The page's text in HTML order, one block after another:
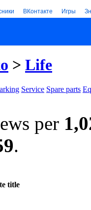
ВКонтакте Игры
> Life
Service Spare parts
per
.
title